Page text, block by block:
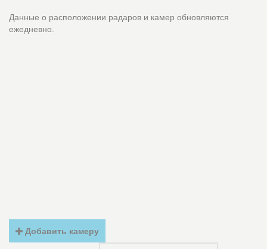
Данные о расположении радаров и камер обновляются
ежедневно.
Добавить камеру